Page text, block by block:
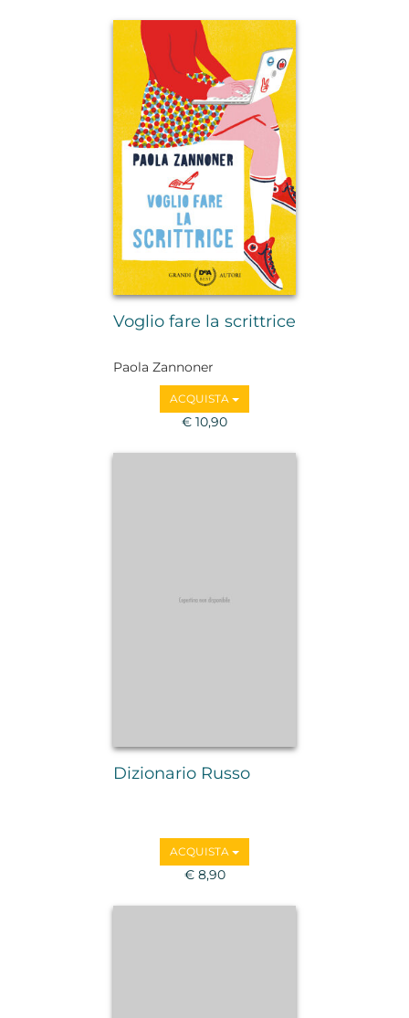
Voglio fare la scrittrice
Paola Zannoner
ACQUISTA
€ 10,90
Dizionario Russo
ACQUISTA
€ 8,90